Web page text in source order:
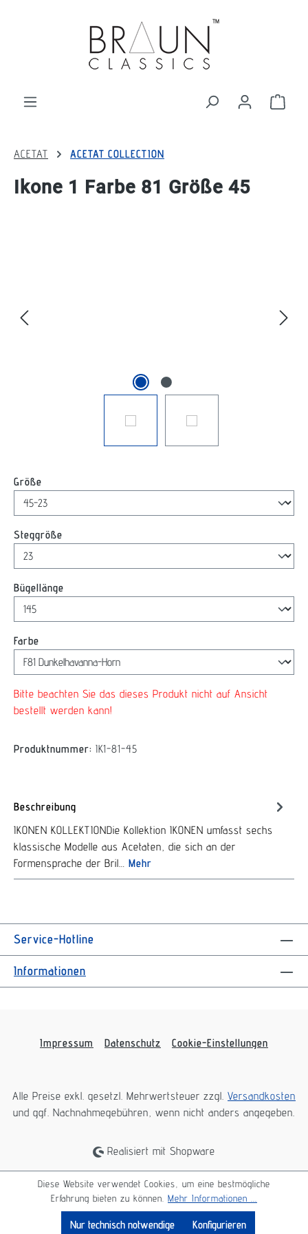
ACETAT ACETAT COLLECTION
Ikone 1 Farbe 81 Größe 45
Größe
Steggröße
Bügellänge
Farbe
Bitte beachten Sie das dieses Produkt nicht auf Ansicht
bestellt werden kann!
Produktnummer: IK1-81-45
Beschreibung
IKONEN KOLLEKTIONDie Kollektion IKONEN umfasst sechs
klassische Modelle aus Acetaten, die sich an der
Formensprache der Bril… Mehr
Service-Hotline
Informationen
Impressum Datenschutz Cookie-Einstellungen
Alle Preise exkl. gesetzl. Mehrwertsteuer zzgl. Versandkosten
und ggf. Nachnahmegebühren, wenn nicht anders angegeben.
Realisiert mit Shopware
Diese Website verwendet Cookies, um eine bestmögliche
Erfahrung bieten zu können. Mehr Informationen ...
Nur technisch notwendige Konfigurieren